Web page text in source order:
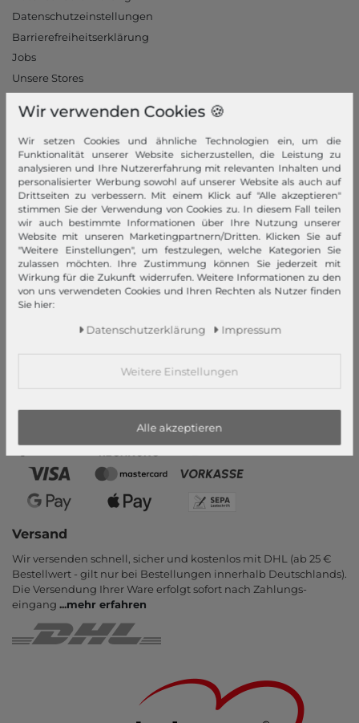
Datenschutzeinstellungen
Barrierefreiheitserklärung
Jobs
Unsere Stores
Mein Konto
Login
Neukunde?
Informationen
Kontakt
Rücksendung
Rückrufservice
Hilfe & FAQ
Zahlung und Versand
Apple Pay, Google Pay
Versand
Wir versenden schnell, sicher und kostenlos mit DHL (ab 25 €
Bestell­wert - gilt nur bei Bestel­lungen inner­halb Deutsch­lands).
Die Ver­sendung Ihrer Ware er­folgt sofort nach Zahlungs­
eingang ...mehr erfahren
Wir verwenden Cookies 🍪
Wir setzen Cookies und ähnliche Technologien ein, um die
Funktionalität unserer Website sicherzustellen, die Leistung zu
analysieren und Ihre Nutzererfahrung mit relevanten Inhalten und
personalisierter Werbung sowohl auf unserer Website als auch auf
Drittseiten zu verbessern. Mit einem Klick auf "Alle akzeptieren"
stimmen Sie der Verwendung von Cookies zu. In diesem Fall teilen
wir auch bestimmte Informationen über Ihre Nutzung unserer
Website mit unseren Marketingpartnern/Dritten. Klicken Sie auf
"Weitere Einstellungen", um festzulegen, welche Kategorien Sie
zulassen möchten. Ihre Zustimmung können Sie jederzeit mit
Wirkung für die Zukunft widerrufen. Weitere Informationen zu den
von uns verwendeten Cookies und Ihren Rechten als Nutzer finden
Sie hier:
Daten­schutz­erklärung Impressum
Weitere Einstellungen
Alle akzeptieren